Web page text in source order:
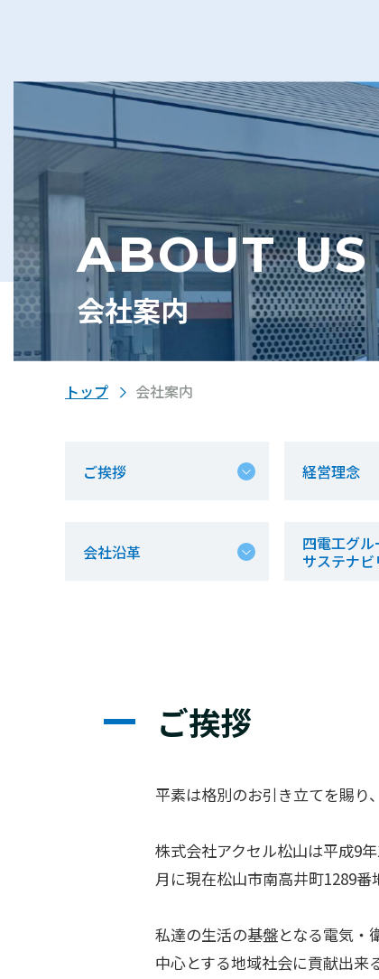
ABOUT US
会社案内
トップ 会社案内
ご挨拶 経営理念
会社沿革
四電工グル
サステナビ
ご挨拶
平素は格別のお引き立てを賜り
株式会社アクセル松山は平成9
月に現在松山市南高井町1289番
私達の生活の基盤となる電気・
中心とする地域社会に貢献出来